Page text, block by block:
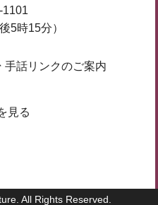
1101
5時15分）
手話リンクのご案内
見る
All Rights Reserved.